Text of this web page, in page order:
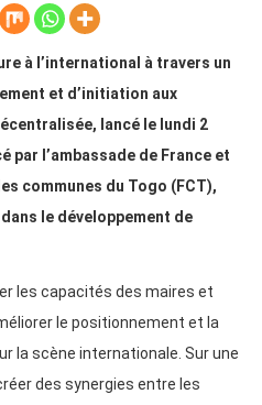
à l’international à travers un
et d’initiation aux
lancé le lundi 2
par l’ambassade de France et
communes du Togo (FCT),
le développement de
les capacités des maires et
le positionnement et la
la scène internationale. Sur une
des synergies entre les